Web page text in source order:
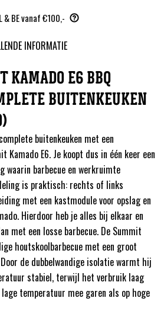
& BE vanaf €100,-
INFORMATIE
KAMADO E6 BBQ
BUITENKEUKEN
buitenkeuken met een
Kamado E6. Je koopt dus in één keer een
waarin barbecue en werkruimte
is praktisch: rechts of links
met een kastmodule voor opslag en
Hierdoor heb je alles bij elkaar en
met een losse barbecue. De Summit
houtskoolbarbecue met een groot
de dubbelwandige isolatie warmt hij
stabiel, terwijl het verbruik laag
temperatuur mee garen als op hoge